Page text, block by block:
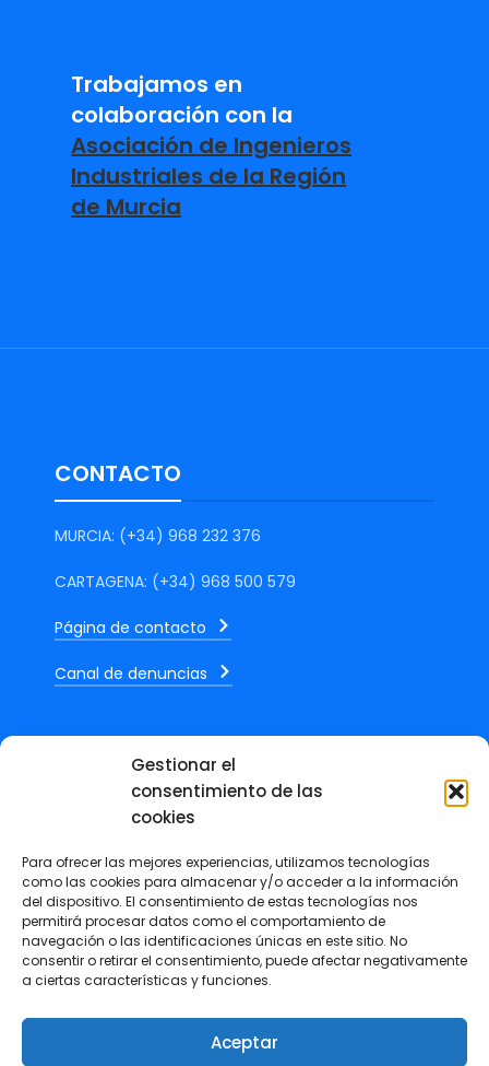
Gestionar el
consentimiento de las
cookies
Para ofrecer las mejores experiencias, utilizamos tecnologías
como las cookies para almacenar y/o acceder a la información
del dispositivo. El consentimiento de estas tecnologías nos
permitirá procesar datos como el comportamiento de
navegación o las identificaciones únicas en este sitio. No
consentir o retirar el consentimiento, puede afectar negativamente
a ciertas características y funciones.
Aceptar
Trabajamos en
colaboración con la
Asociación de Ingenieros
Industriales de la Región
de Murcia
CONTACTO
MURCIA: (+34) 968 232 376
CARTAGENA: (+34) 968 500 579
Página de contacto
Canal de denuncias
ÚLTIMAS NOTICIAS
Marcos Mateos, publica en La
Verdad un artículo sobre el
impacto económico y social del
calor extremo
3 agosto, 2026
Revista +IN – Nº 7 Especial